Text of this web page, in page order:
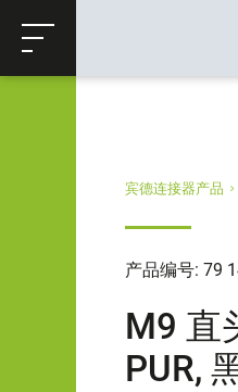
购物车
宾德连接器产品
产品编号: 79
M9 直
PUR,